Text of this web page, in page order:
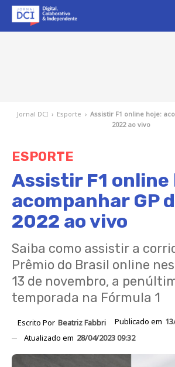
Jornal DCI › Esporte › Assistir F1 online hoje:
2022 ao vivo
ESPORTE
Assistir F1 online
acompanhar GP
2022 ao vivo
Saiba como assistir a
Prêmio do Brasil online
13 de novembro, a
temporada na Fórmula 1
Escrito Por Beatriz Fabbri Publicado em
Atualizado em 28/04/2023 09:32